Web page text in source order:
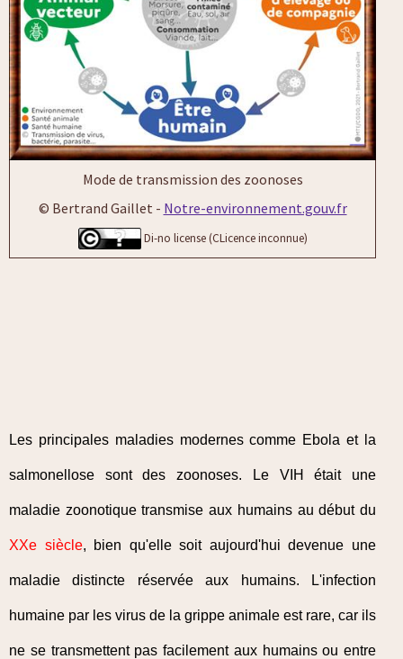
Mode de transmission des zoonoses
© Bertrand Gaillet - Notre-environnement.gouv.fr
Di-no license (CLicence inconnue)
Les principales maladies modernes comme Ebola et la
salmonellose sont des zoonoses. Le VIH était une
maladie zoonotique transmise aux humains au début du
XXe siècle, bien qu'elle soit aujourd'hui devenue une
maladie distincte réservée aux humains. L'infection
humaine par les virus de la grippe animale est rare, car ils
ne se transmettent pas facilement aux humains ou entre